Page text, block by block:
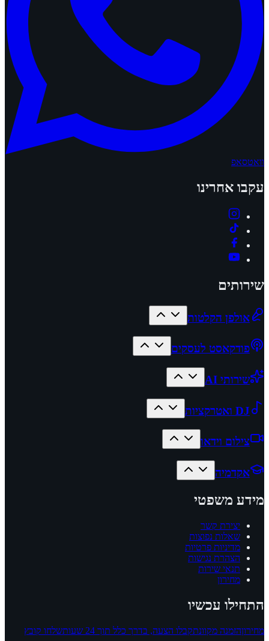
וואטסאפ
עקבו אחרינו
שירותים
אולפן הקלטות
פודקאסט לעסקים
שירותי AI
DJ ואטרקציות
צילום וידאו
אקדמיה
מידע משפטי
יצירת קשר
שאלות נפוצות
מדיניות פרטיות
הצהרת נגישות
תנאי שירות
מחירון
התחילו עכשיו
מחירוןהזמנה מקוונתקבלו הצעה, בדרך כלל תוך 24 שעות שלחו קובץ